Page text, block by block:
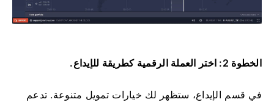
الخطوة 2: اختر العملة الرقمية كطريقة للإيداع.
في قسم الإيداع، ستظهر لك خيارات تمويل متنوعة. تدعم